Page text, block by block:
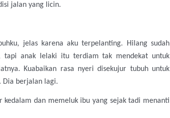
jalan yang licin.
jelas karena aku terpelanting. Hilang sudah
tapi anak lelaki itu terdiam tak mendekat untuk
Kuabaikan rasa nyeri disekujur tubuh untuk
Dia berjalan lagi.
dan memeluk ibu yang sejak tadi menanti